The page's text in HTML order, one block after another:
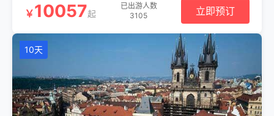
￥10057起
已出游人数
3105
立即预订
10天